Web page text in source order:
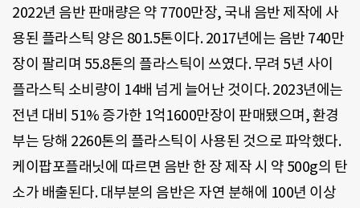
2022년 음반 판매량은 약 7700만장, 국내 음반 제작에 사
용된 플라스틱 양은 801.5톤이다. 2017년에는 음반 740만
장이 팔리며 55.8톤의 플라스틱이 쓰였다. 무려 5년 사이
플라스틱 소비량이 14배 넘게 늘어난 것이다. 2023년에는
전년 대비 51% 증가한 1억1600만장이 판매됐으며, 환경
부는 당해 2260톤의 플라스틱이 사용된 것으로 파악했다.
케이팝포플래닛에 따르면 음반 한 장 제작 시 약 500g의 탄
소가 배출된다. 대부분의 음반은 자연 분해에 100년 이상